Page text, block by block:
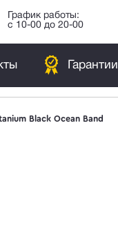
График работы:
с 10-00 до 20-00
Гарантии
Black Ocean Band